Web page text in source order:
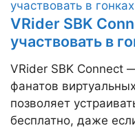
VRider SBK
участвовать в
VRider SBK Connect
фанатов
позволяет
бесплатно, даже